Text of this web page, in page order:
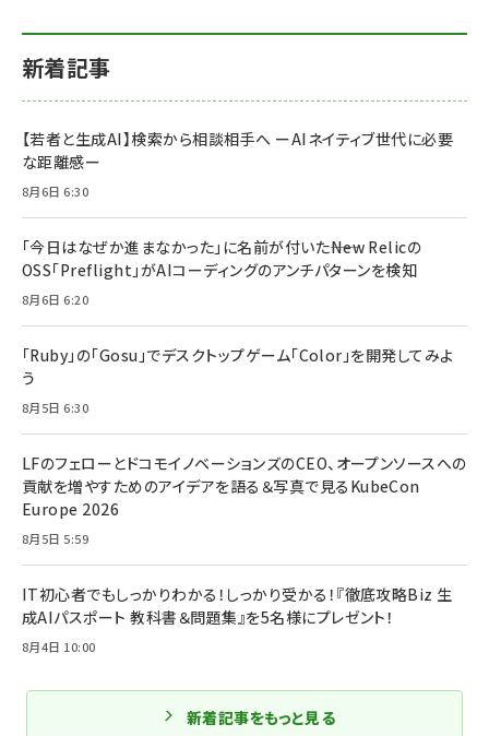
新着記事
【若者と生成AI】検索から相談相手へ ーAIネイティブ世代に必要
な距離感ー
8月6日 6:30
「今日はなぜか進まなかった」に名前が付いた――New Relicの
OSS「Preflight」がAIコーディングのアンチパターンを検知
8月6日 6:20
「Ruby」の「Gosu」でデスクトップゲーム「Color」を開発してみよ
う
8月5日 6:30
LFのフェローとドコモイノベーションズのCEO、オープンソースへの
貢献を増やすためのアイデアを語る＆写真で見るKubeCon
Europe 2026
8月5日 5:59
IT初心者でもしっかりわかる！しっかり受かる！『徹底攻略Biz 生
成AIパスポート 教科書＆問題集』を5名様にプレゼント！
8月4日 10:00
新着記事をもっと見る